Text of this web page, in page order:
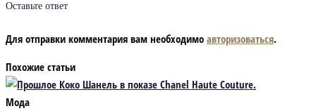
Оставьте ответ
Для отправки комментария вам необходимо авторизоваться.
Похожие статьи
Мода